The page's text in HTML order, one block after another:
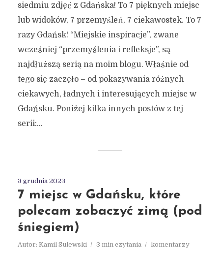
siedmiu zdjęć z Gdańska! To 7 pięknych miejsc
lub widoków, 7 przemyśleń, 7 ciekawostek. To 7
razy Gdańsk! “Miejskie inspiracje”, zwane
wcześniej “przemyślenia i refleksje”, są
najdłuższą serią na moim blogu. Właśnie od
tego się zaczęło – od pokazywania różnych
ciekawych, ładnych i interesujących miejsc w
Gdańsku. Poniżej kilka innych postów z tej
serii:...
3 grudnia 2023
7 miejsc w Gdańsku, które
polecam zobaczyć zimą (pod
śniegiem)
Autor: Kamil Sulewski 3 min czytania komentarzy